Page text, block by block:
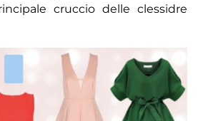
cruccio delle clessidre